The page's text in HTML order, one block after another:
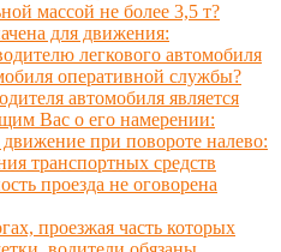
массой не более 3,5 т?
для движения:
легкового автомобиля
оперативной службы?
автомобиля является
Вас о его намерении:
при повороте налево:
транспортных средств
проезда не оговорена
проезжая часть которых